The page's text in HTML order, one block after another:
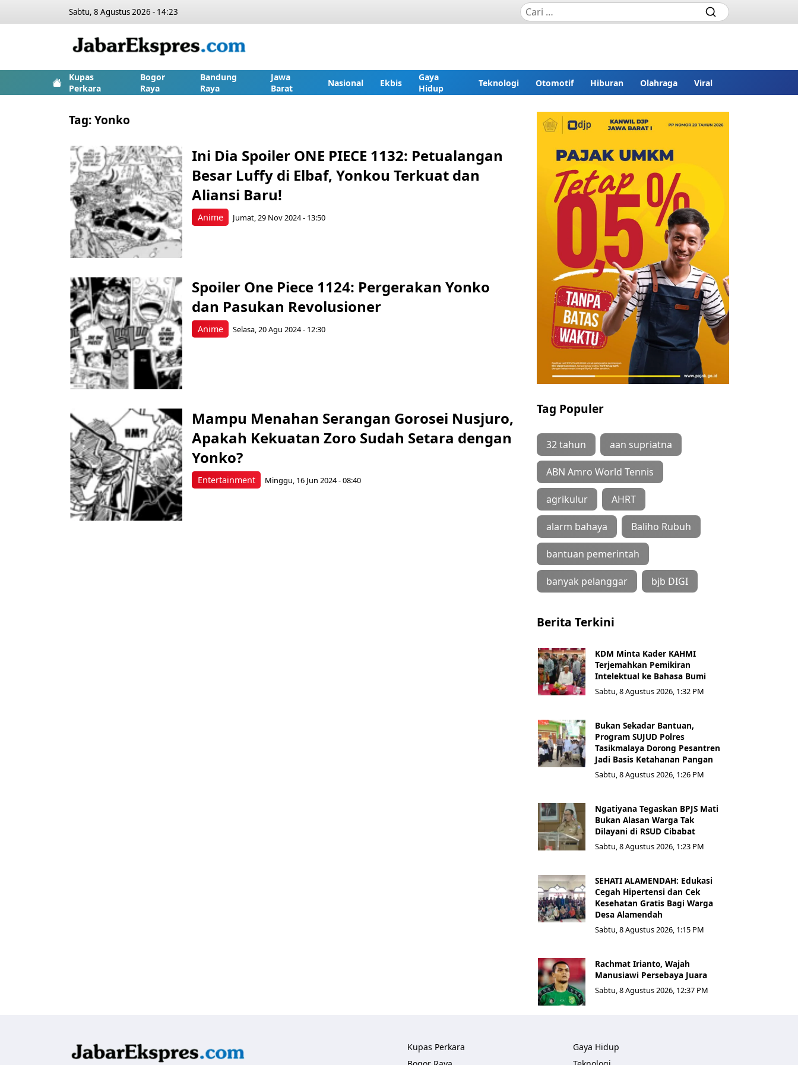
Sabtu, 8 Agustus 2026 - 14:23
Kupas
Perkara
Bogor
Raya
Bandung
Raya
Jawa
Barat
Nasional Ekbis
Gaya
Hidup
Teknologi Otomotif Hiburan Olahraga Viral
Tag:Yonko
Anime
Ini Dia Spoiler ONE PIECE 1132: Petualangan
Besar Luffy di Elbaf, Yonkou Terkuat dan
Aliansi Baru!
Jumat, 29 Nov 2024 - 13:50
Anime
Spoiler One Piece 1124: Pergerakan Yonko
dan Pasukan Revolusioner
Selasa, 20 Agu 2024 - 12:30
Entertainment
Mampu Menahan Serangan Gorosei Nusjuro,
Apakah Kekuatan Zoro Sudah Setara dengan
Yonko?
Minggu, 16 Jun 2024 - 08:40
Tag Populer
32 tahun aan supriatna
ABN Amro World Tennis
agrikulur AHRT
alarm bahaya Baliho Rubuh
bantuan pemerintah
banyak pelanggar bjb DIGI
Berita Terkini
KDM Minta Kader KAHMI
Terjemahkan Pemikiran
Intelektual ke Bahasa Bumi
Sabtu, 8 Agustus 2026, 1:32 PM
Bukan Sekadar Bantuan,
Program SUJUD Polres
Tasikmalaya Dorong Pesantren
Jadi Basis Ketahanan Pangan
Sabtu, 8 Agustus 2026, 1:26 PM
Ngatiyana Tegaskan BPJS Mati
Bukan Alasan Warga Tak
Dilayani di RSUD Cibabat
Sabtu, 8 Agustus 2026, 1:23 PM
SEHATI ALAMENDAH: Edukasi
Cegah Hipertensi dan Cek
Kesehatan Gratis Bagi Warga
Desa Alamendah
Sabtu, 8 Agustus 2026, 1:15 PM
Rachmat Irianto, Wajah
Manusiawi Persebaya Juara
Sabtu, 8 Agustus 2026, 12:37 PM
Kupas Perkara
Gaya Hidup